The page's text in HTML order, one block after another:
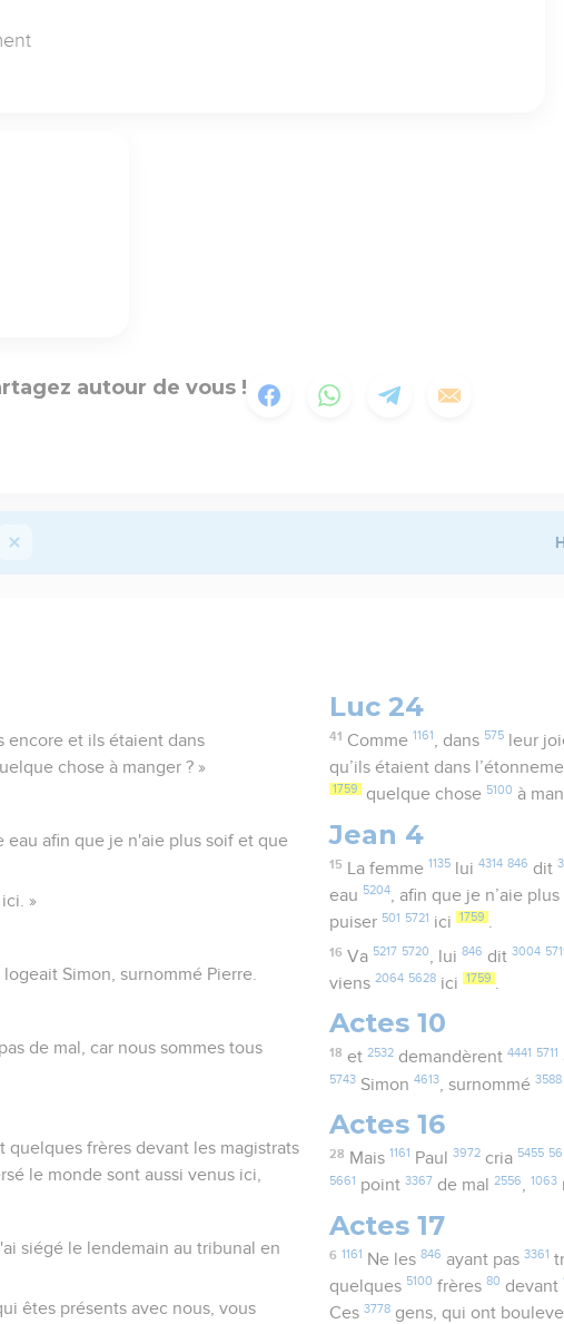
autour de vous !
encore et ils étaient dans
chose à manger ? »
eau afin que je n'aie plus soif et que
»
Simon, surnommé Pierre.
de mal, car nous sommes tous
quelques frères devant les magistrats
le monde sont aussi venus ici,
siégé le lendemain au tribunal en
êtes présents avec nous, vous
Luc 24
41 Comme 1161 , dans 575leur
qu’ils étaient dans
1759 quelque chose 5100 à
Jean 4
15 La femme 1135lui 4314 846 dit
eau 5204, afin que je n’aie plus
puiser 501 5721 ici 1759 .
16 Va 5217 5720 , lui 846 dit 3004
viens2064 5628 ici 1759 .
Actes 10
18 et 2532demandèrent 4441 5711
5743 Simon4613 , surnommé3588
Actes 16
28 Mais 1161 Paul 3972cria 5455
5661 point3367 de mal2556, 1063
Actes 17
6 1161 Ne les 846 ayant pas 3361
quelques 5100 frères80 devant
Ces3778 gens, qui ont